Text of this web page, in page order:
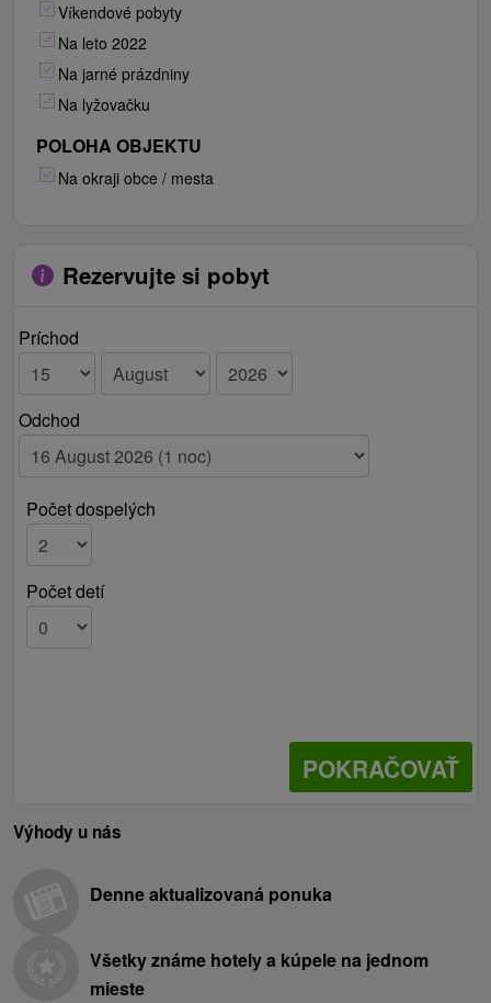
Víkendové pobyty
Na leto 2022
Na jarné prázdniny
Na lyžovačku
POLOHA OBJEKTU
Na okraji obce / mesta
Rezervujte si pobyt
Príchod
Odchod
Počet dospelých
Počet detí
POKRAČOVAŤ
Výhody u nás
Denne aktualizovaná ponuka
Všetky známe hotely a kúpele na jednom
mieste